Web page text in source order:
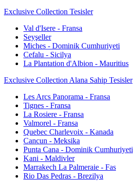
Exclusive Collection Tesisler
Val d'Isere - Fransa
Seyşeller
Miches - Dominik Cumhuriyeti
Cefalu - Sicilya
La Plantation d'Albion - Mauritius
Exclusive Collection Alana Sahip Tesisler
Les Arcs Panorama - Fransa
Tignes - Fransa
La Rosiere - Fransa
Valmorel - Fransa
Quebec Charlevoix - Kanada
Cancun - Meksika
Punta Cana - Dominik Cumhuriyeti
Kani - Maldivler
Marrakech La Palmeraie - Fas
Rio Das Pedras - Brezilya